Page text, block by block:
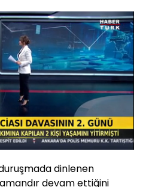
Oynatma
Hızı
dinlenen
devam ettiğini